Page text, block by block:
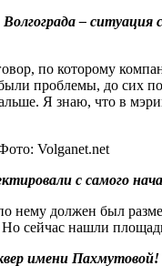
–
по которому
проблемы, до сих
Я знаю, что в
Volganet.net
с самого
нему должен был
сейчас нашли
имени